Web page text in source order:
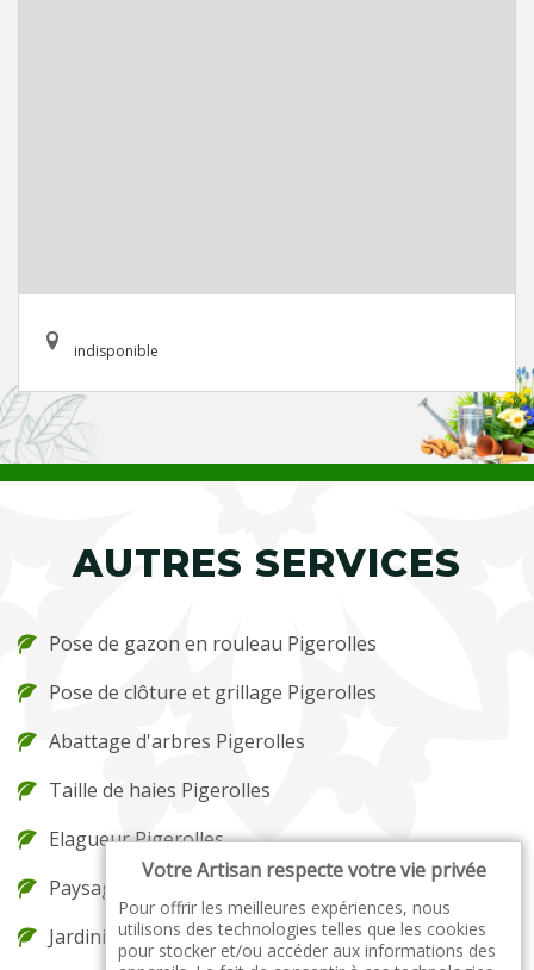
indisponible
AUTRES SERVICES
Pose de gazon en rouleau Pigerolles
Pose de clôture et grillage Pigerolles
Abattage d'arbres Pigerolles
Taille de haies Pigerolles
Elagueur Pigerolles
Paysagiste Pigerolles
Jardinier Pigerolles
Votre Artisan respecte votre vie privée
Pour offrir les meilleures expériences, nous
utilisons des technologies telles que les cookies
pour stocker et/ou accéder aux informations des